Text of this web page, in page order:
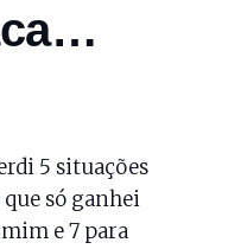
5 situações
só ganhei
e 7 para